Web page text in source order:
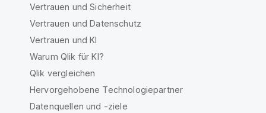
Vertrauen und Sicherheit
Vertrauen und Datenschutz
Vertrauen und KI
Warum Qlik für KI?
Qlik vergleichen
Hervorgehobene Technologiepartner
Datenquellen und -ziele